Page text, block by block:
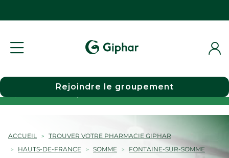
Choisir une pharmacie
Rejoindre le groupement
ACCUEIL
TROUVER VOTRE PHARMACIE GIPHAR
HAUTS-DE-FRANCE
SOMME
FONTAINE-SUR-SOMME